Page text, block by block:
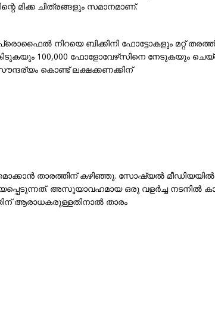
മിക്ക ചിത്രങ്ങളും സമാനമാണ്.
നിറയെ ബിക്കിനി ഫോട്ടോകളും മറ്റ്
100,000 ഫോളോവേഴ്‌സിനെ നേടുകയും
കൊണ്ട് ലക്ഷക്കണക്കിന്
താരത്തിന് കഴിഞ്ഞു. സോഷ്യൽ മീഡിയയിൽ
അസൂയാവഹമായ ഒരു വളർച്ച നടനിൽ
ആരാധകരുള്ളതിനാൽ താരം